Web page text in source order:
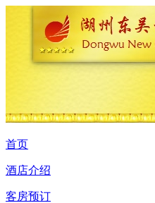
首页
酒店介绍
客房预订